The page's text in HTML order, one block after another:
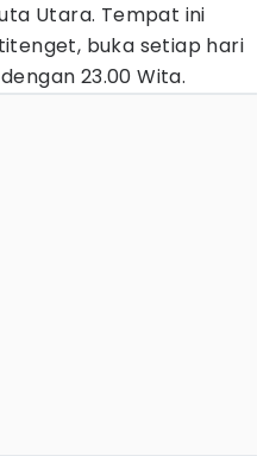
Utara. Tempat ini
buka setiap hari
23.00 Wita.